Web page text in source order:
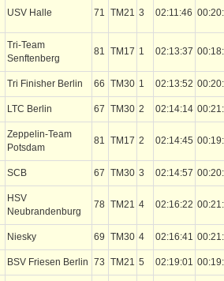
USV Halle 71 TM21 3 02:11:46
Tri-Team
Senftenberg
81 TM17 1 02:13:37
Tri Finisher Berlin 66 TM30 1 02:13:52
LTC Berlin 67 TM30 2 02:14:14
Zeppelin-Team
Potsdam
81 TM17 2 02:14:45
SCB 67 TM30 3 02:14:57
HSV
Neubrandenburg
78 TM21 4 02:16:22
Niesky 69 TM30 4 02:16:41
BSV Friesen Berlin 73 TM21 5 02:19:01